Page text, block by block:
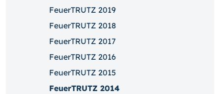
FeuerTRUTZ 2019
FeuerTRUTZ 2018
FeuerTRUTZ 2017
FeuerTRUTZ 2016
FeuerTRUTZ 2015
FeuerTRUTZ 2014